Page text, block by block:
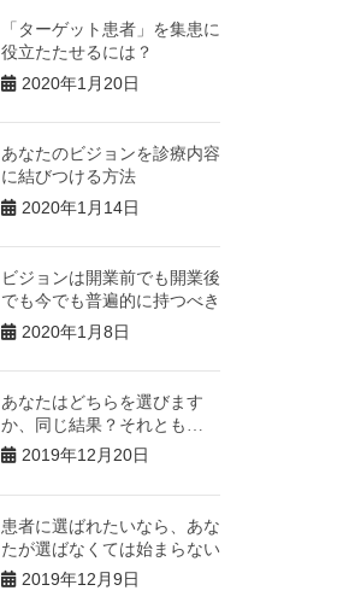
「ターゲット患者」を集患に
役立たたせるには？
2020年1月20日
あなたのビジョンを診療内容
に結びつける方法
2020年1月14日
ビジョンは開業前でも開業後
でも今でも普遍的に持つべき
2020年1月8日
あなたはどちらを選びます
か、同じ結果？それとも…
2019年12月20日
患者に選ばれたいなら、あな
たが選ばなくては始まらない
2019年12月9日